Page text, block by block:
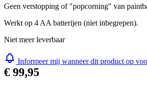
Niet meer leverbaar
Informeer mij wanneer dit product op